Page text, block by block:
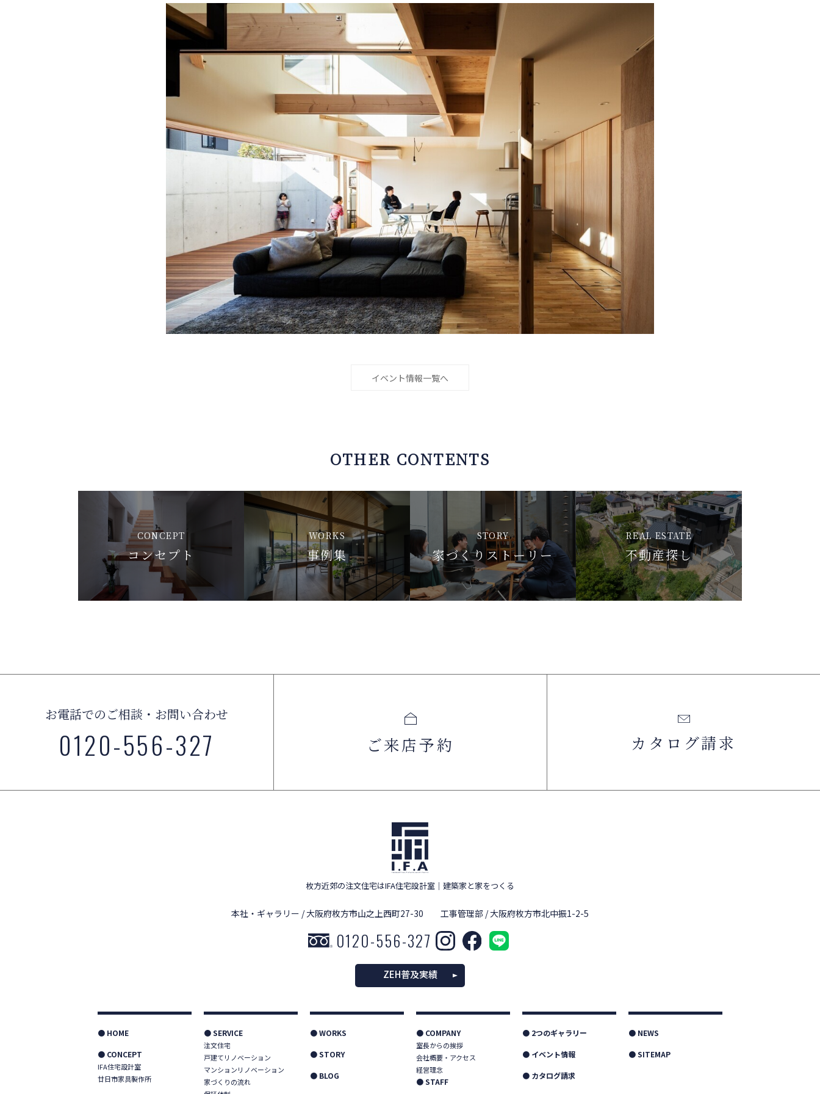
イベント情報一覧へ
OTHER CONTENTS
CONCEPT
コンセプト
WORKS
事例集
STORY
家づくりストーリー
REAL ESTATE
不動産探し
お電話でのご相談・お問い合わせ
0120-556-327 ご来店予約 カタログ請求
枚方近郊の注文住宅はIFA住宅設計室 ｜ 建築家と家をつくる
本社・ギャラリー / 大阪府枚方市山之上西町27-30 工事管理部 / 大阪府枚方市北中振1-2-5
0120-556-327
ZEH普及実績
● HOME
● CONCEPT
IFA住宅設計室
廿日市家具製作所
● SERVICE
注文住宅
戸建てリノベーション
マンションリノベーション
家づくりの流れ
● WORKS
● STORY
● BLOG
● COMPANY
室長からの挨拶
会社概要・アクセス
経営理念
● STAFF
● 2つのギャラリー
● イベント情報
● カタログ請求
● NEWS
● SITEMAP